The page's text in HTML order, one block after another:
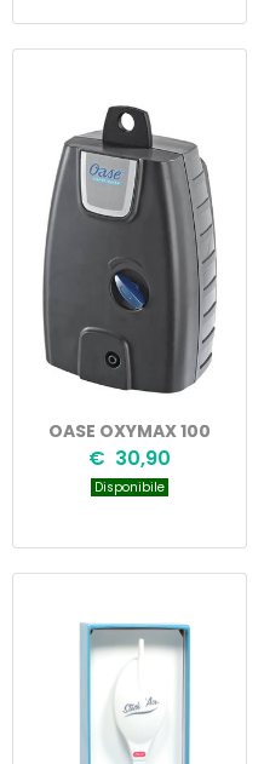
OASE OXYMAX 100
€ 30,90
Disponibile